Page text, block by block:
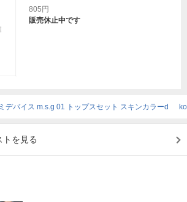
805円
販売休止中です
デバイス m.s.g 01 トップスセット スキンカラーd
トを見る